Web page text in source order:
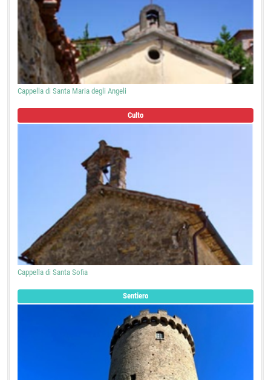
Cappella di Santa Maria degli Angeli
Culto
Cappella di Santa Sofia
Sentiero